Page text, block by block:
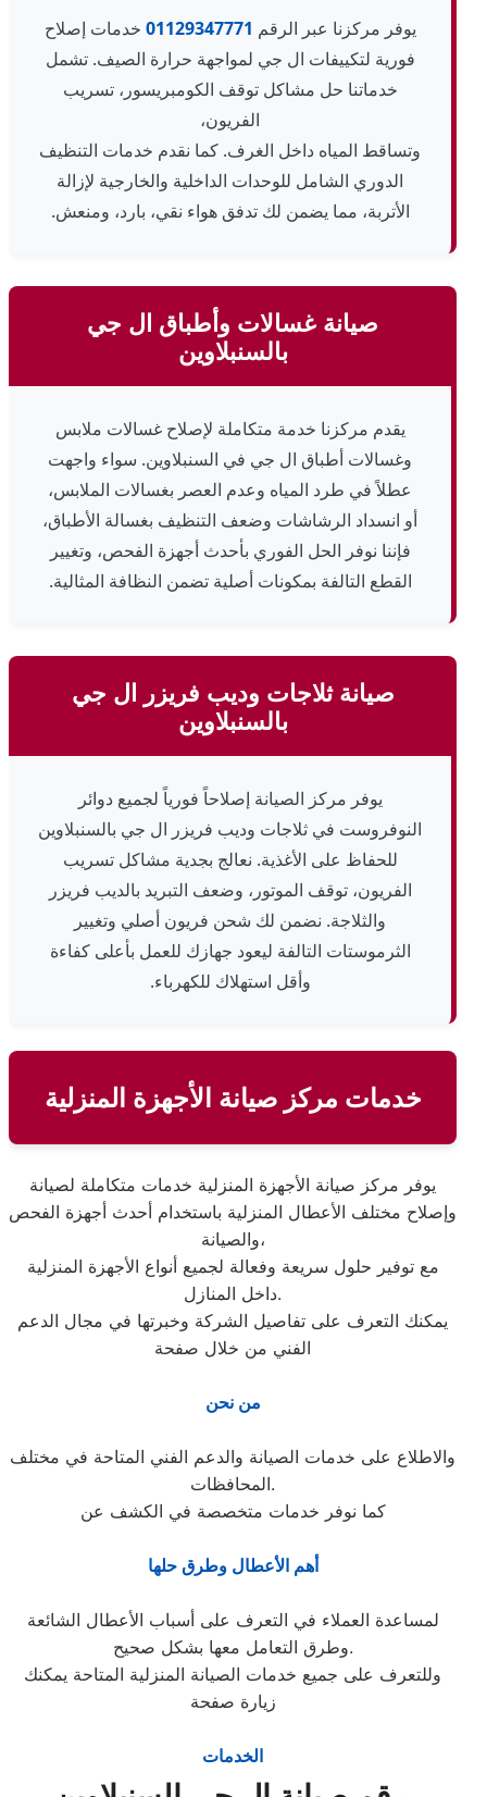
يوفر مركزنا عبر الرقم 01129347771 خدمات إصلاح
فورية لتكييفات ال جي لمواجهة حرارة الصيف. تشمل
خدماتنا حل مشاكل توقف الكومبريسور، تسريب
الفريون،
وتساقط المياه داخل الغرف. كما نقدم خدمات التنظيف
الدوري الشامل للوحدات الداخلية والخارجية لإزالة
الأتربة، مما يضمن لك تدفق هواء نقي، بارد، ومنعش.
صيانة غسالات وأطباق ال جي
بالسنبلاوين
يقدم مركزنا خدمة متكاملة لإصلاح غسالات ملابس
وغسالات أطباق ال جي في السنبلاوين. سواء واجهت
عطلاً في طرد المياه وعدم العصر بغسالات الملابس،
أو انسداد الرشاشات وضعف التنظيف بغسالة الأطباق،
فإننا نوفر الحل الفوري بأحدث أجهزة الفحص، وتغيير
القطع التالفة بمكونات أصلية تضمن النظافة المثالية.
صيانة ثلاجات وديب فريزر ال جي
بالسنبلاوين
يوفر مركز الصيانة إصلاحاً فورياً لجميع دوائر
النوفروست في ثلاجات وديب فريزر ال جي بالسنبلاوين
للحفاظ على الأغذية. نعالج بجدية مشاكل تسريب
الفريون، توقف الموتور، وضعف التبريد بالديب فريزر
والثلاجة. نضمن لك شحن فريون أصلي وتغيير
الثرموستات التالفة ليعود جهازك للعمل بأعلى كفاءة
وأقل استهلاك للكهرباء.
خدمات مركز صيانة الأجهزة المنزلية
يوفر مركز صيانة الأجهزة المنزلية خدمات متكاملة لصيانة
وإصلاح مختلف الأعطال المنزلية باستخدام أحدث أجهزة الفحص
والصيانة،
مع توفير حلول سريعة وفعالة لجميع أنواع الأجهزة المنزلية
داخل المنازل.
يمكنك التعرف على تفاصيل الشركة وخبرتها في مجال الدعم
الفني من خلال صفحة
من نحن
والاطلاع على خدمات الصيانة والدعم الفني المتاحة في مختلف
المحافظات.
كما نوفر خدمات متخصصة في الكشف عن
أهم الأعطال وطرق حلها
لمساعدة العملاء في التعرف على أسباب الأعطال الشائعة
وطرق التعامل معها بشكل صحيح.
وللتعرف على جميع خدمات الصيانة المنزلية المتاحة يمكنك
زيارة صفحة
الخدمات